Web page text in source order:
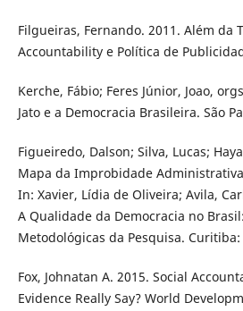
Filgueiras, Fernando. 2011. Além da
Accountability e Política de
Kerche, Fábio; Feres Júnior, Joao,
Jato e a Democracia Brasileira. São
Figueiredo, Dalson; Silva, Lucas;
Mapa da Improbidade
In: Xavier, Lídia de Oliveira; Avila,
A Qualidade da Democracia no
Metodológicas da Pesquisa. Curitiba:
Fox, Johnatan A. 2015. Social
Evidence Really Say? World